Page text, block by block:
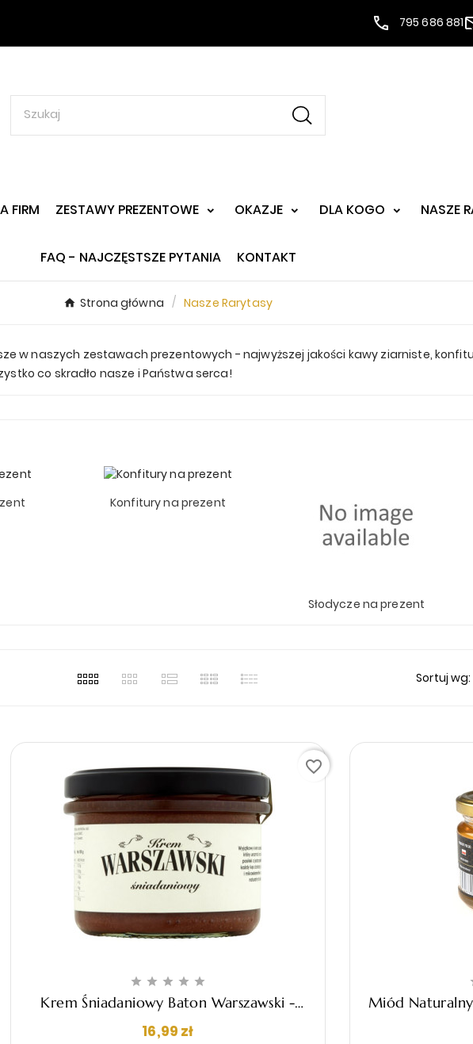
795 686 881
FIRM ZESTAWY PREZENTOWE OKAZJE DLA KOGO NASZE
FAQ - NAJCZĘSTSZE PYTANIA KONTAKT
Strona główna Nasze Rarytasy
w naszych zestawach prezentowych - najwyższej jakości kawy ziarniste,
co skradło nasze i Państwa serca!
Konfitury na prezent
Słodycze na prezent
Sortuj wg:
    
Krem Śniadaniowy Baton Warszawski -
16,99 złCena
favorite_border
Miód